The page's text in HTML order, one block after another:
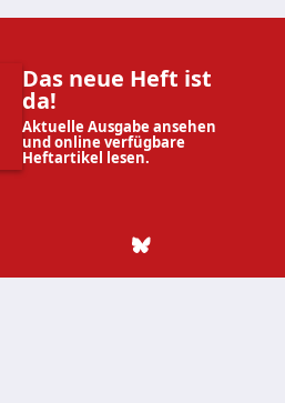
Das neue Heft ist
da!
Aktuelle Ausgabe ansehen
und online verfügbare
Heftartikel lesen.